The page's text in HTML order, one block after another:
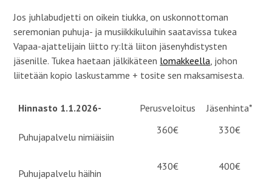
Jos juhlabudjetti on oikein tiukka, on uskonnottoman
seremonian puhuja- ja musiikkikuluihin saatavissa tukea
Vapaa-ajattelijain liitto ry:ltä liiton jäsenyhdistysten
jäsenille. Tukea haetaan jälkikäteen lomakkeella , johon
liitetään kopio laskustamme + tosite sen maksamisesta.
Hinnasto 1.1.2026- Perusveloitus Jäsenhinta*
Puhujapalvelu nimiäisiin
360€ 330€
Puhujapalvelu häihin
430€ 400€